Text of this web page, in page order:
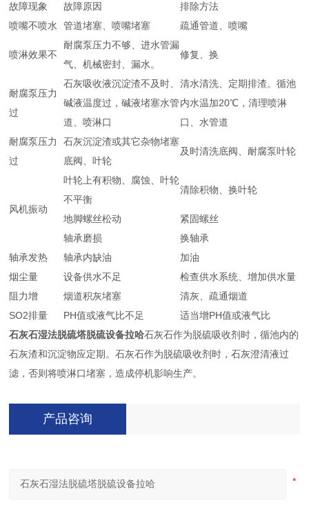
故障现象
故障原因
排除方法
喷嘴不喷水
管道堵塞、喷嘴堵塞 疏通管道、喷嘴
喷淋效果不
耐腐泵压力不够、进水管漏
气、机械密封、漏水。
修复、换
耐腐泵压力
过
石灰吸收液沉淀渣不及时、
碱液温度过，碱液堵塞水管
道、喷淋口
清水清洗、定期排渣。循池
内水温加20℃，清理喷淋
口、水管道
耐腐泵压力
过
石灰沉淀渣或其它杂物堵塞
底阀、叶轮
及时清洗底阀、耐腐泵叶轮
风机振动
叶轮上有积物、腐蚀、叶轮
不平衡
清除积物、换叶轮
地脚螺丝松动
紧固螺丝
轴承磨损
换轴承
轴承发热
轴承内缺油
加油
烟尘量
设备供水不足
检查供水系统、增加供水量
阻力增
烟道积灰堵塞
清灰、疏通烟道
SO2排量
PH值或液气比不足
适当增PH值或液气比
石灰石湿法脱硫塔脱硫设备拉哈石灰石作为脱硫吸收剂时，循池内的
石灰渣和沉淀物应定期。石灰石作为脱硫吸收剂时，石灰澄清液过
滤，否则将喷淋口堵塞，造成停机影响生产。
产品咨询